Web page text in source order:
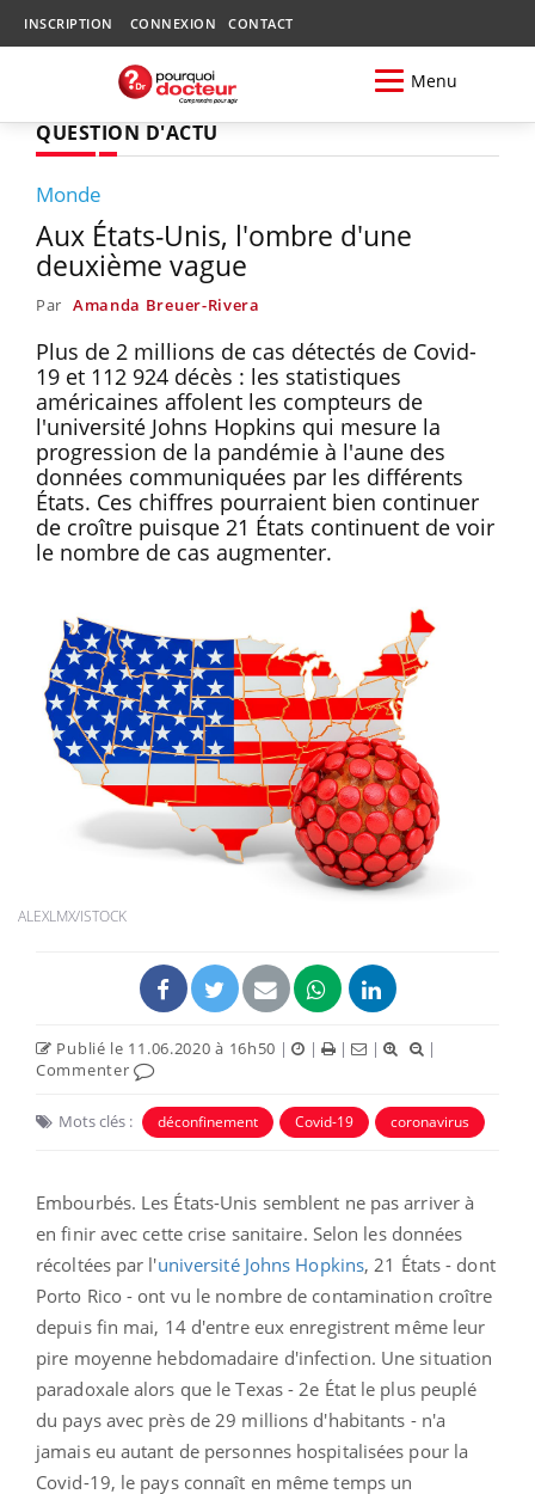
INSCRIPTION CONNEXION CONTACT
Menu
QUESTION D'ACTU
Monde
Aux États-Unis, l'ombre d'une
deuxième vague
Par Amanda Breuer-Rivera
Plus de 2 millions de cas détectés de Covid-
19 et 112 924 décès : les statistiques
américaines affolent les compteurs de
l'université Johns Hopkins qui mesure la
progression de la pandémie à l'aune des
données communiquées par les différents
États. Ces chiffres pourraient bien continuer
de croître puisque 21 États continuent de voir
le nombre de cas augmenter.
ALEXLMX/ISTOCK
Publié le 11.06.2020 à 16h50 | | | |
|
Commenter
Mots clés : déconfinement Covid-19 coronavirus
Embourbés. Les États-Unis semblent ne pas arriver à
en finir avec cette crise sanitaire. Selon les données
récoltées par l'université Johns Hopkins, 21 États - dont
Porto Rico - ont vu le nombre de contamination croître
depuis fin mai, 14 d'entre eux enregistrent même leur
pire moyenne hebdomadaire d'infection. Une situation
paradoxale alors que le Texas - 2e État le plus peuplé
du pays avec près de 29 millions d'habitants - n'a
jamais eu autant de personnes hospitalisées pour la
Covid-19, le pays connaît en même temps un